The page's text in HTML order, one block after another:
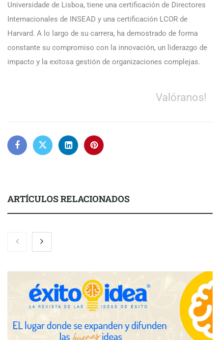
Universidade de Lisboa, tiene una certificación de Directores
Internacionales de INSEAD y una certificación LCOR de
Harvard. A lo largo de su carrera, ha demostrado de forma
constante su compromiso con la innovación, un liderazgo de
impacto y la exitosa gestión de organizaciones complejas.
Valóranos!
ARTÍCULOS RELACIONADOS